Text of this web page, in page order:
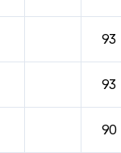
93
93
90